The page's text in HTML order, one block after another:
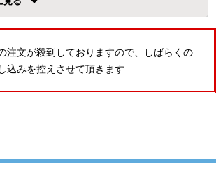
注文が殺到しておりますので、しばらくの
込みを控えさせて頂きます